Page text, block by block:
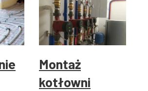
Montaż
kotłowni